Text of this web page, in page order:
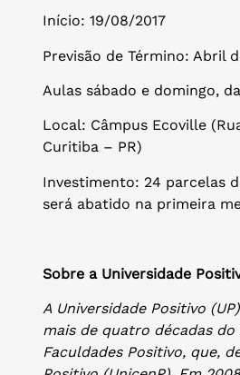
Início: 19/08/2017
Previsão de Término: Abril
Aulas sábado e domingo,
Local: Câmpus Ecoville
Curitiba – PR)
Investimento: 24 parcelas
será abatido na primeira
Sobre a Universidade
A Universidade Positivo
mais de quatro décadas
Faculdades Positivo, que,